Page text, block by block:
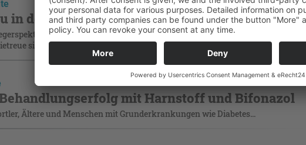
in der Therapie der Onychomykose?
die Frage nach Kriterien für die Mono- oder
sind Themen, die Eingang in die Empfehlungen der überarbeiteten S1-
mit Harnstoff und Bifonazol
Ältere und Menschen mit Grunderkrankungen wie Diabetes...